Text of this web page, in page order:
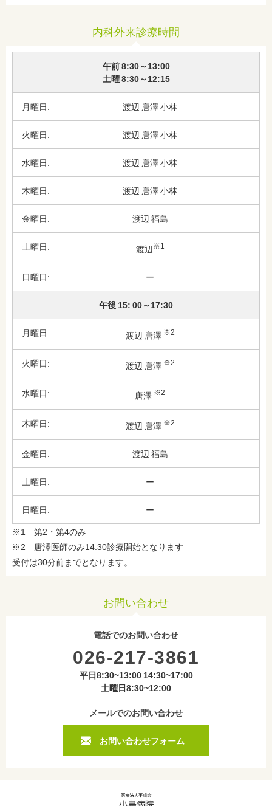
内科外来診療時間
午前 8:30～13:00
土曜 8:30～12:15
渡辺 唐澤小林
渡辺 唐澤小林
渡辺 唐澤小林
渡辺 唐澤小林
渡辺 福島
渡辺※1
ー
午後 15: 00～17:30
渡辺 唐澤 ※2
渡辺 唐澤 ※2
唐澤 ※2
渡辺 唐澤 ※2
渡辺 福島
ー
ー
※1 第2・第4のみ
※2 唐澤医師のみ14:30診療開始となります
受付は30分前までとなります。
お問い合わせ
電話でのお問い合わせ
026-217-3861
平日8:30~13:00 14:30~17:00
土曜日8:30~12:00
メールでのお問い合わせ
お問い合わせフォーム